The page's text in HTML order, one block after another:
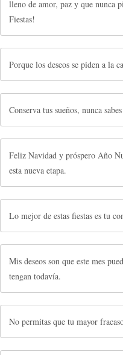
lleno de amor, paz y que nunca
Fiestas!
Porque los deseos se piden a la
Conserva tus sueños, nunca
Feliz Navidad y próspero Año
esta nueva etapa.
Lo mejor de estas fiestas es tu
Mis deseos son que este mes
tengan todavía.
No permitas que tu mayor